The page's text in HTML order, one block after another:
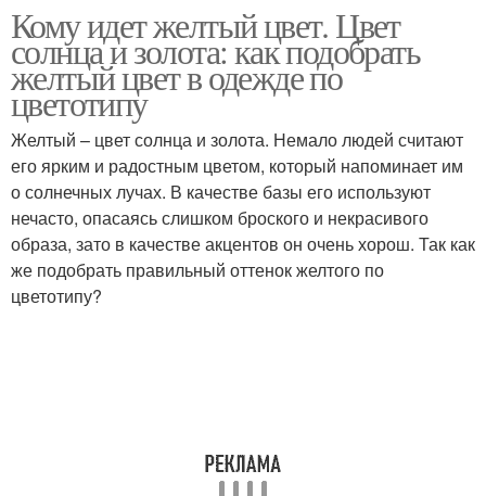
Кому идет желтый цвет. Цвет
солнца и золота: как подобрать
желтый цвет в одежде по
цветотипу
Желтый – цвет солнца и золота. Немало людей считают
его ярким и радостным цветом, который напоминает им
о солнечных лучах. В качестве базы его используют
нечасто, опасаясь слишком броского и некрасивого
образа, зато в качестве акцентов он очень хорош. Так как
же подобрать правильный оттенок желтого по
цветотипу?